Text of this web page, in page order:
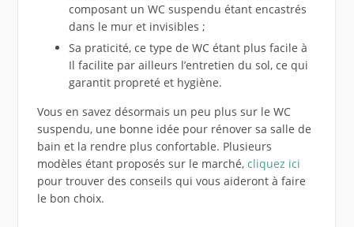
composant un WC suspendu étant encastrés
dans le mur et invisibles ;
Sa praticité, ce type de WC étant plus facile à
Il facilite par ailleurs l’entretien du sol, ce qui
garantit propreté et hygiène.
Vous en savez désormais un peu plus sur le WC
suspendu, une bonne idée pour rénover sa salle de
bain et la rendre plus confortable. Plusieurs
modèles étant proposés sur le marché, cliquez ici
pour trouver des conseils qui vous aideront à faire
le bon choix.